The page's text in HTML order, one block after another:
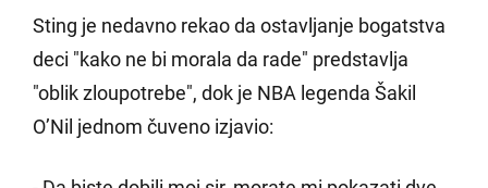
dok je plažom šetala kao da
je modna pista (FOTO)
Sting je nedavno rekao da ostavljanje bogatstva
deci "kako ne bi morala da rade" predstavlja
"oblik zloupotrebe", dok je NBA legenda Šakil
O’Nil jednom čuveno izjavio: